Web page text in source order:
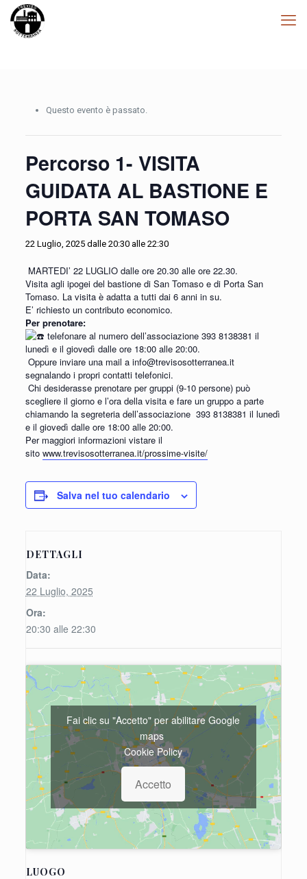
Questo evento è passato.
Percorso 1- VISITA
GUIDATA AL BASTIONE E
PORTA SAN TOMASO
22 Luglio, 2025 dalle 20:30alle 22:30
MARTEDI’ 22 LUGLIO dalle ore 20.30 alle ore 22.30.
Visita agli ipogei del bastione di San Tomaso e di Porta San
Tomaso. La visita è adatta a tutti dai 6 anni in su.
E’ richiesto un contributo economico.
Per prenotare:
telefonare al numero dell’associazione 393 8138381 il
lunedì e il giovedì dalle ore 18:00 alle 20:00.
Oppure inviare una mail a info@trevisosotterranea.it
segnalando i propri contatti telefonici.
Chi desiderasse prenotare per gruppi (9-10 persone) può
scegliere il giorno e l’ora della visita e fare un gruppo a parte
chiamando la segreteria dell’associazione 393 8138381 il lunedì
e il giovedì dalle ore 18:00 alle 20:00.
Per maggiori informazioni vistare il
sito www.trevisosotterranea.it/prossime-visite/
Salva nel tuo calendario
DETTAGLI
Data:
22 Luglio, 2025
Ora:
20:30 alle 22:30
LUOGO
Fai clic su "Accetto" per abilitare Google
maps
Cookie Policy
Accetto